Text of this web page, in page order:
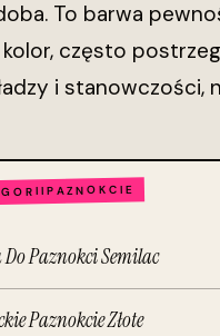
To barwa
często
i
PAZNOKCIE
Paznokci Semilac
Paznokcie Złote